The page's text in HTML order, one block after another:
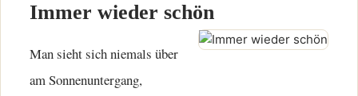
Immer wieder schön
Man sieht sich niemals über
am Sonnenuntergang,